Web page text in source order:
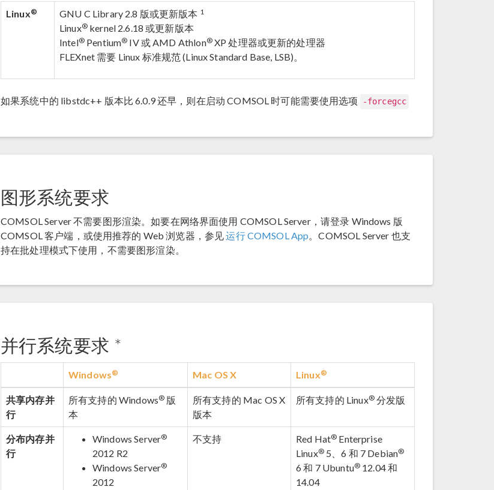
Linux® GNU C Library 2.8 版或更新版本 1
Linux®kernel 2.6.18 或更新版本
Intel®Pentium® IV 或 AMD Athlon®XP 处理器或更新的处理器
FLEXnet 需要 Linux 标准规范 (Linux Standard Base, LSB)。
如果系统中的 libstdc++ 版本比 6.0.9 还早，则在启动 COMSOL 时可能需要使用选项 -forcegcc
图形系统要求
COMSOL Server 不需要图形渲染。如要在网络界面使用 COMSOL Server，请登录 Windows 版
COMSOL 客户端，或使用推荐的 Web 浏览器，参见运行 COMSOL App。COMSOL Server 也支
持在批处理模式下使用，不需要图形渲染。
并行系统要求 *
Windows® Mac OS X Linux®
共享内存并
行
所有支持的 Windows® 版
本
所有支持的 Mac OS X
版本
所有支持的 Linux®分发版
分布内存并
行
Windows Server®
2012 R2
Windows Server®
2012
不支持 Red Hat® Enterprise
Linux®5、6 和 7 Debian®
6 和 7 Ubuntu®12.04 和
14.04